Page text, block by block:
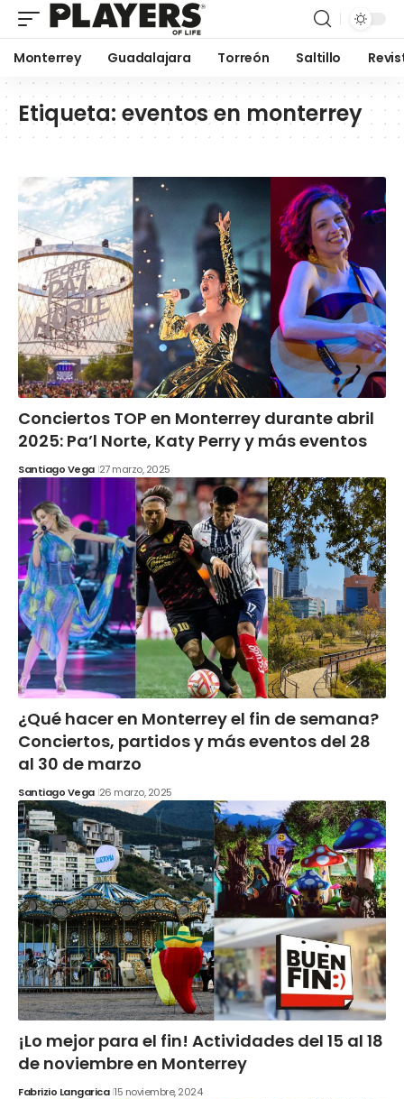
Monterrey Guadalajara Torreón Saltillo
Etiqueta: eventos en monterrey
Conciertos TOP en Monterrey durante abril
2025: Pa’l Norte, Katy Perry y más eventos
Santiago Vega 27 marzo, 2025
¿Qué hacer en Monterrey el fin de semana?
Conciertos, partidos y más eventos del 28
al 30 de marzo
Santiago Vega 26 marzo, 2025
¡Lo mejor para el fin! Actividades del 15 al 18
de noviembre en Monterrey
Fabrizio Langarica 15 noviembre, 2024